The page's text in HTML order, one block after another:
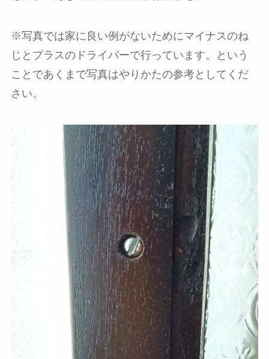
※写真では家に良い例がないためにマイナスのね
じとプラスのドライバーで行っています。という
ことであくまで写真はやりかたの参考としてくだ
さい。